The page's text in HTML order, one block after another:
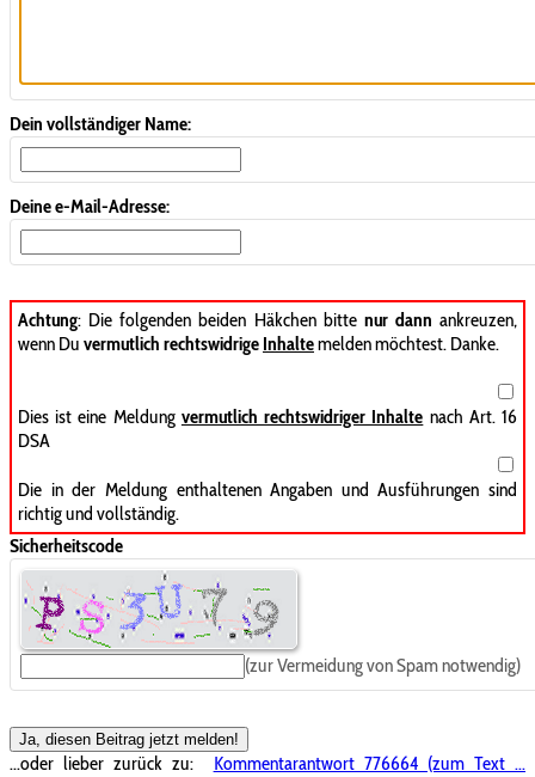
Dein vollständiger Name:
Deine e-Mail-Adresse:
Achtung: Die folgenden beiden Häkchen bitte nur dann ankreuzen,
wenn Du vermutlich rechtswidrige Inhaltemelden möchtest. Danke.
Dies ist eine Meldung vermutlich rechtswidriger Inhalte nach Art. 16
DSA
Die in der Meldung enthaltenen Angaben und Ausführungen sind
richtig und vollständig.
Sicherheitscode
(zur Vermeidung von Spam notwendig)
Ja, diesen Beitrag jetzt melden!
...oder lieber zurück zu:
Kommentarantwort 776664 (zum Text ...